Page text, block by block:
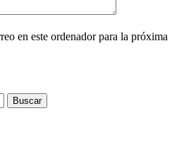
en este ordenador para la próxima
Buscar